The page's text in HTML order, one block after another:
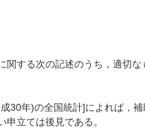
関する次の記述のうち，適切な
30年)の全国統計]によれば，補
申立ては後見である。